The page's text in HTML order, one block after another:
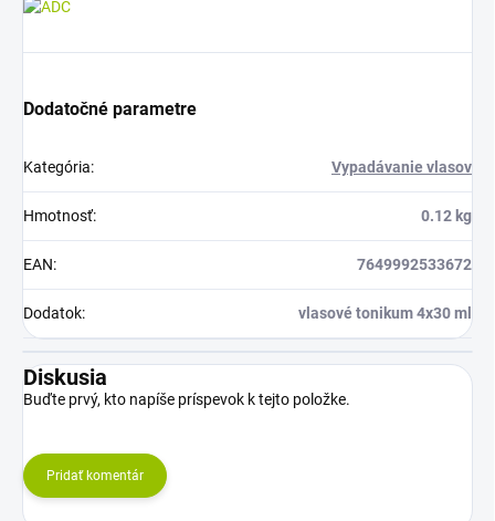
Dodatočné parametre
Kategória: Vypadávanie vlasov
Hmotnosť: 0.12 kg
EAN: 7649992533672
Dodatok: vlasové tonikum 4x30 ml
Diskusia
Buďte prvý, kto napíše príspevok k tejto položke.
Pridať komentár